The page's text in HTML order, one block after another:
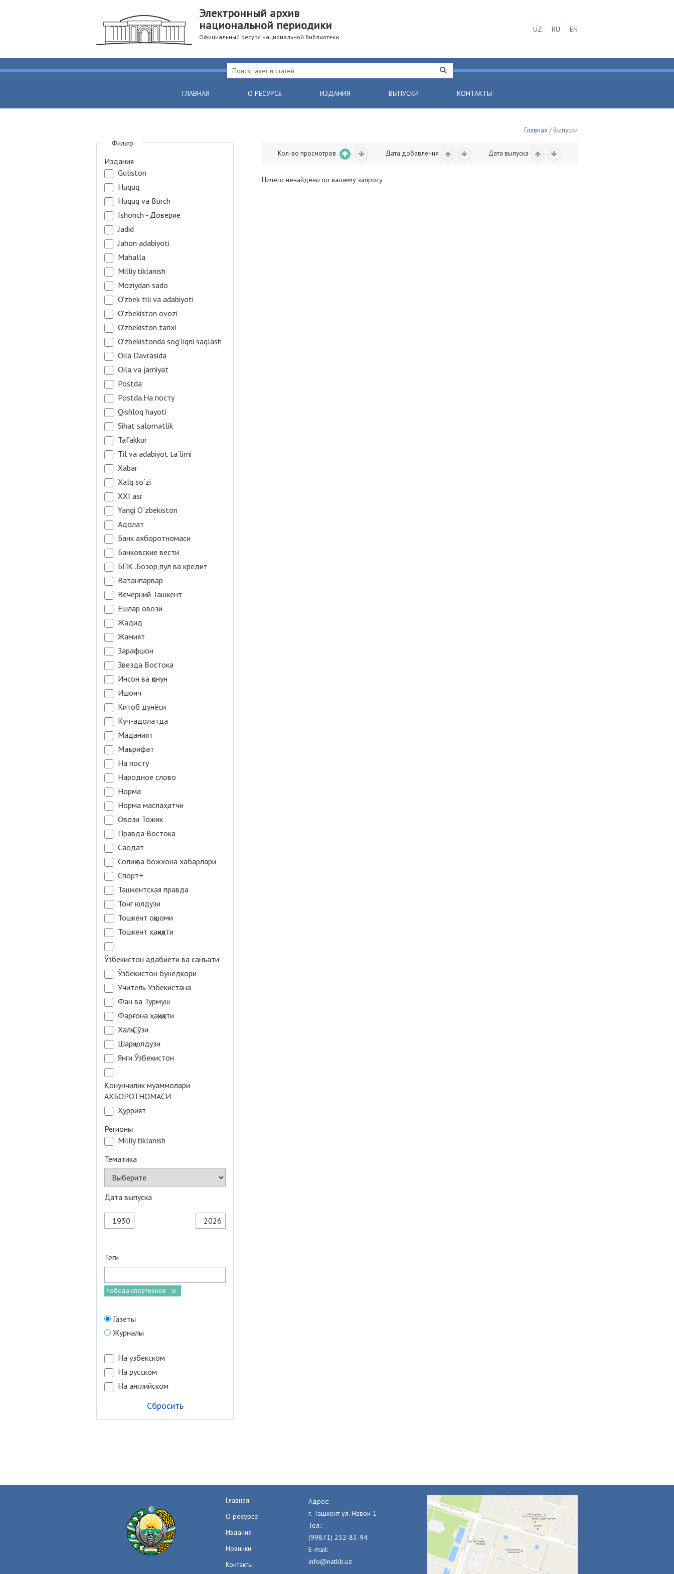
Электронный архив
национальной периодики
Официальный ресурс национальной библиотеки
UZ RU EN
ГЛАВНАЯ О РЕСУРСЕ ИЗДАНИЯ ВЫПУСКИ КОНТАКТЫ
Главная / Выпуски
Кол-во просмотров Дата добавления Дата выпуска
Ничего ненайдено по вашему запросу
Фильтр
Издания
Guliston
Huquq
Huquq va Burch
Ishonch - Доверие
Jadid
Jahon adabiyoti
Mahalla
Milliy tiklanish
Moziydan sado
O'zbek tili va adabiyoti
O'zbekiston ovozi
O'zbekiston tarixi
O'zbekistonda sog'liqni saqlash
Oila Davrasida
Oila va jamiyat
Postda
Postda.На посту
Qishloq hayoti
Sihat salomatlik
Tafakkur
Til va adabiyot ta`limi
Xabar
Xalq so`zi
XXI asr
Yangi O`zbekiston
Адолат
Банк ахборотномаси
Банковские вести
БПК .Бозор,пул ва кредит
Ватанпарвар
Вечерний Ташкент
Ёшлар овози
Жадид
Жамият
Зарафшон
Звезда Востока
Инсон ва қонун
Ишонч
Китоб дунёси
Куч-адолатда
Маданият
Маърифат
На посту
Народное слово
Норма
Норма маслаҳатчи
Овози Тожик
Правда Востока
Саодат
Солиқ ва божхона хабарлари
Спорт+
Ташкентская правда
Тонг юлдузи
Тошкент оқшоми
Тошкент ҳақиқати
Ўзбекистон адабиёти ва санъати
Ўзбекистон бунёдкори
Учитель Узбекистана
Фан ва Турмуш
Фарғона ҳақиқати
Халқ Сўзи
Шарқ юлдузи
Янги Ўзбекистон
Қонунчилик муаммолари
АХБОРОТНОМАСИ
Ҳуррият
Регионы
Milliy tiklanish
Тематика
Дата выпуска
Теги
победа спортменов
Газеты
Журналы
На узбекском
На русском
На английском
Сбросить
Главная
О ресурсе
Издания
Новинки
Контакты
Адрес:
г. Ташкент ул. Навои 1
Тел.:
(99871) 232-83-94
E-mail:
info@natlib.uz